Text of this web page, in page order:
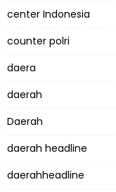
center Indonesia
counter polri
daera
daerah
Daerah
daerah headline
daerahheadline